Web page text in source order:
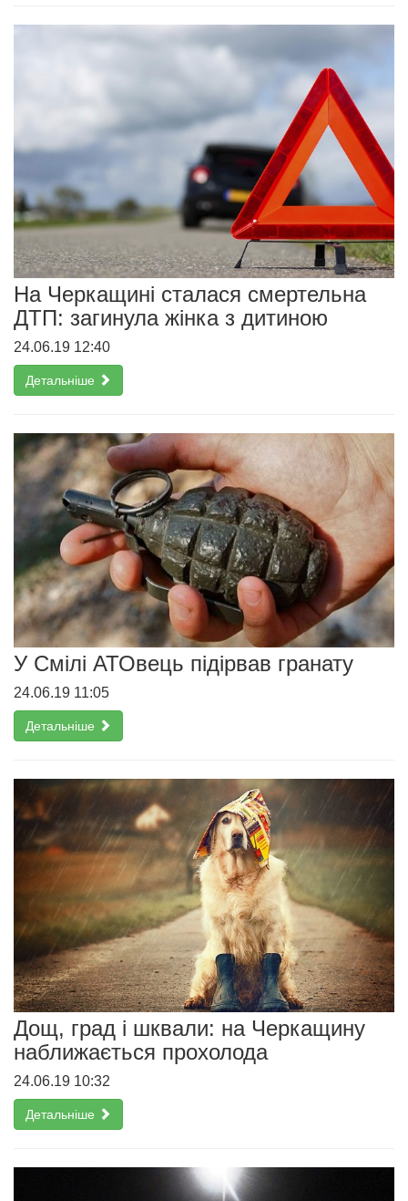
На Черкащині сталася смертельна
ДТП: загинула жінка з дитиною
24.06.19 12:40
Детальніше
У Смілі АТОвець підірвав гранату
24.06.19 11:05
Детальніше
Дощ, град і шквали: на Черкащину
наближається прохолода
24.06.19 10:32
Детальніше